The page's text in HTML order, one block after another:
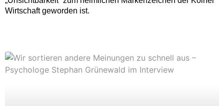
Wirtschaft geworden ist.